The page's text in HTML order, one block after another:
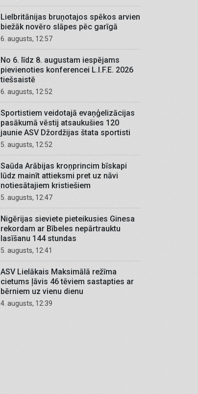
Lielbritānijas bruņotajos spēkos arvien
biežāk novēro slāpes pēc garīgā
6. augusts, 12:57
No 6. līdz 8. augustam iespējams
pievienoties konferencei L.I.F.E. 2026
tiešsaistē
6. augusts, 12:52
Sportistiem veidotajā evaņģelizācijas
pasākumā vēstij atsaukušies 120
jaunie ASV Džordžijas štata sportisti
5. augusts, 12:52
Saūda Arābijas kroņprincim bīskapi
lūdz mainīt attieksmi pret uz nāvi
notiesātajiem kristiešiem
5. augusts, 12:47
Nigērijas sieviete pieteikusies Ginesa
rekordam ar Bībeles nepārtrauktu
lasīšanu 144 stundas
5. augusts, 12:41
ASV Lielākais Maksimālā režīma
cietums ļāvis 46 tēviem sastapties ar
bērniem uz vienu dienu
4. augusts, 12:39